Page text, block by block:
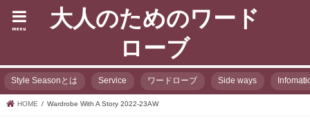
大人のためのワード
ローブ
menu
Style Seasonとは Service ワードローブ Side ways
HOME Wardrobe With A Story 2022-23AW